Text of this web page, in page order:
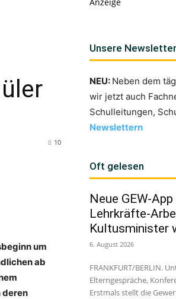
10
um
ab
deren
Unsere Newsletter
NEU: Neben dem
wir jetzt auch
Schulleitungen,
Newslettern
Oft gelesen
Neue GEW-
Lehrkräfte-
Kultusminister
6. August 2026
FRANKFURT/BERLIN.
Elterngespräche,
Erstmals stellt die